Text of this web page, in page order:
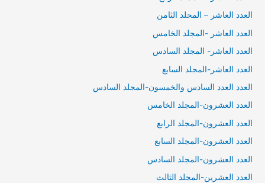
العدد العاشر – المحلد الثامن
العدد العاشر -المجلد الخامس
العدد العاشر- المجلد السادس
العدد العاشر-المجلد السابع
العدد العدد السادس والخمسون-المجلد السادس
العدد العشرون-المجلد الخامس
العدد العشرون-المجلد الرابع
العدد العشرون-المجلد السابع
العدد العشرون-المجلد السادس
العدد العشرين-المجلد الثالث